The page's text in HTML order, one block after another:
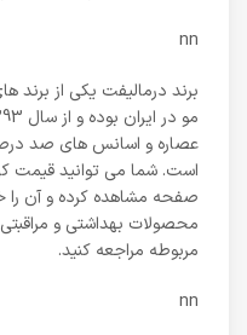
nn
برند درمالیفت یکی از برند
عصاره و اسانس های صد درصد
است. شما می توانید قیمت
صفحه مشاهده کرده و آن را
محصولات بهداشتی و
مربوطه مراجعه کنید.
nn